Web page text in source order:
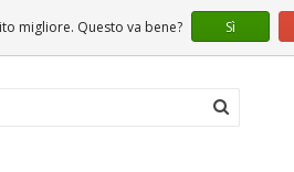
migliore. Questo va bene? Sì